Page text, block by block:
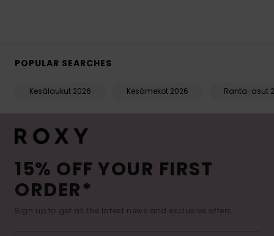
POPULAR SEARCHES
Kesälaukut 2026 Kesämekot 2026 Ranta-asut
15% OFF YOUR FIRST
ORDER*
Sign up to get all the latest news and exclusive offers.